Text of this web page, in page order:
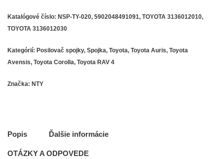
Katalógové číslo: NSP-TY-020, 5902048491091, TOYOTA 3136012010,
TOYOTA 3136012030
Kategórií: Posilovač spojky, Spojka, Toyota, Toyota Auris, Toyota
Avensis, Toyota Corolla, Toyota RAV 4
Značka: NTY
Popis Ďalšie informácie
OTÁZKY A ODPOVEDE